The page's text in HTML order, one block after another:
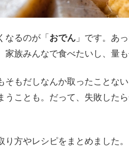
なるのが「 おでん 」です。あ
家族みんなで食べたいし、量
そもだしなんか取ったことな
うことも。だって、失敗した
り方やレシピをまとめました